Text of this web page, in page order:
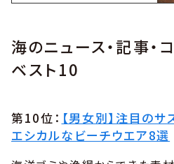
海のニュース・記事
ベスト10
第10位： 【男女別】注目の
エシカルなビーチウエア8選